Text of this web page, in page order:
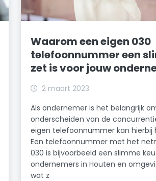
Waarom een eigen 030
telefoonnummer een
zet is voor jouw
2 maart 2023
Als ondernemer is het belangrijk
onderscheiden van de
eigen telefoonnummer kan hierbij
Een telefoonnummer met het
030 is bijvoorbeeld een slimme
ondernemers in Houten en
wat z